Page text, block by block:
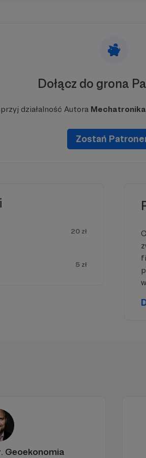
kanale powstało już kilka
zobaczyć treść musisz zmienić
Dołącz do grona
działalność Autora
Zostań
20 zł
5 zł
Geoekonomia